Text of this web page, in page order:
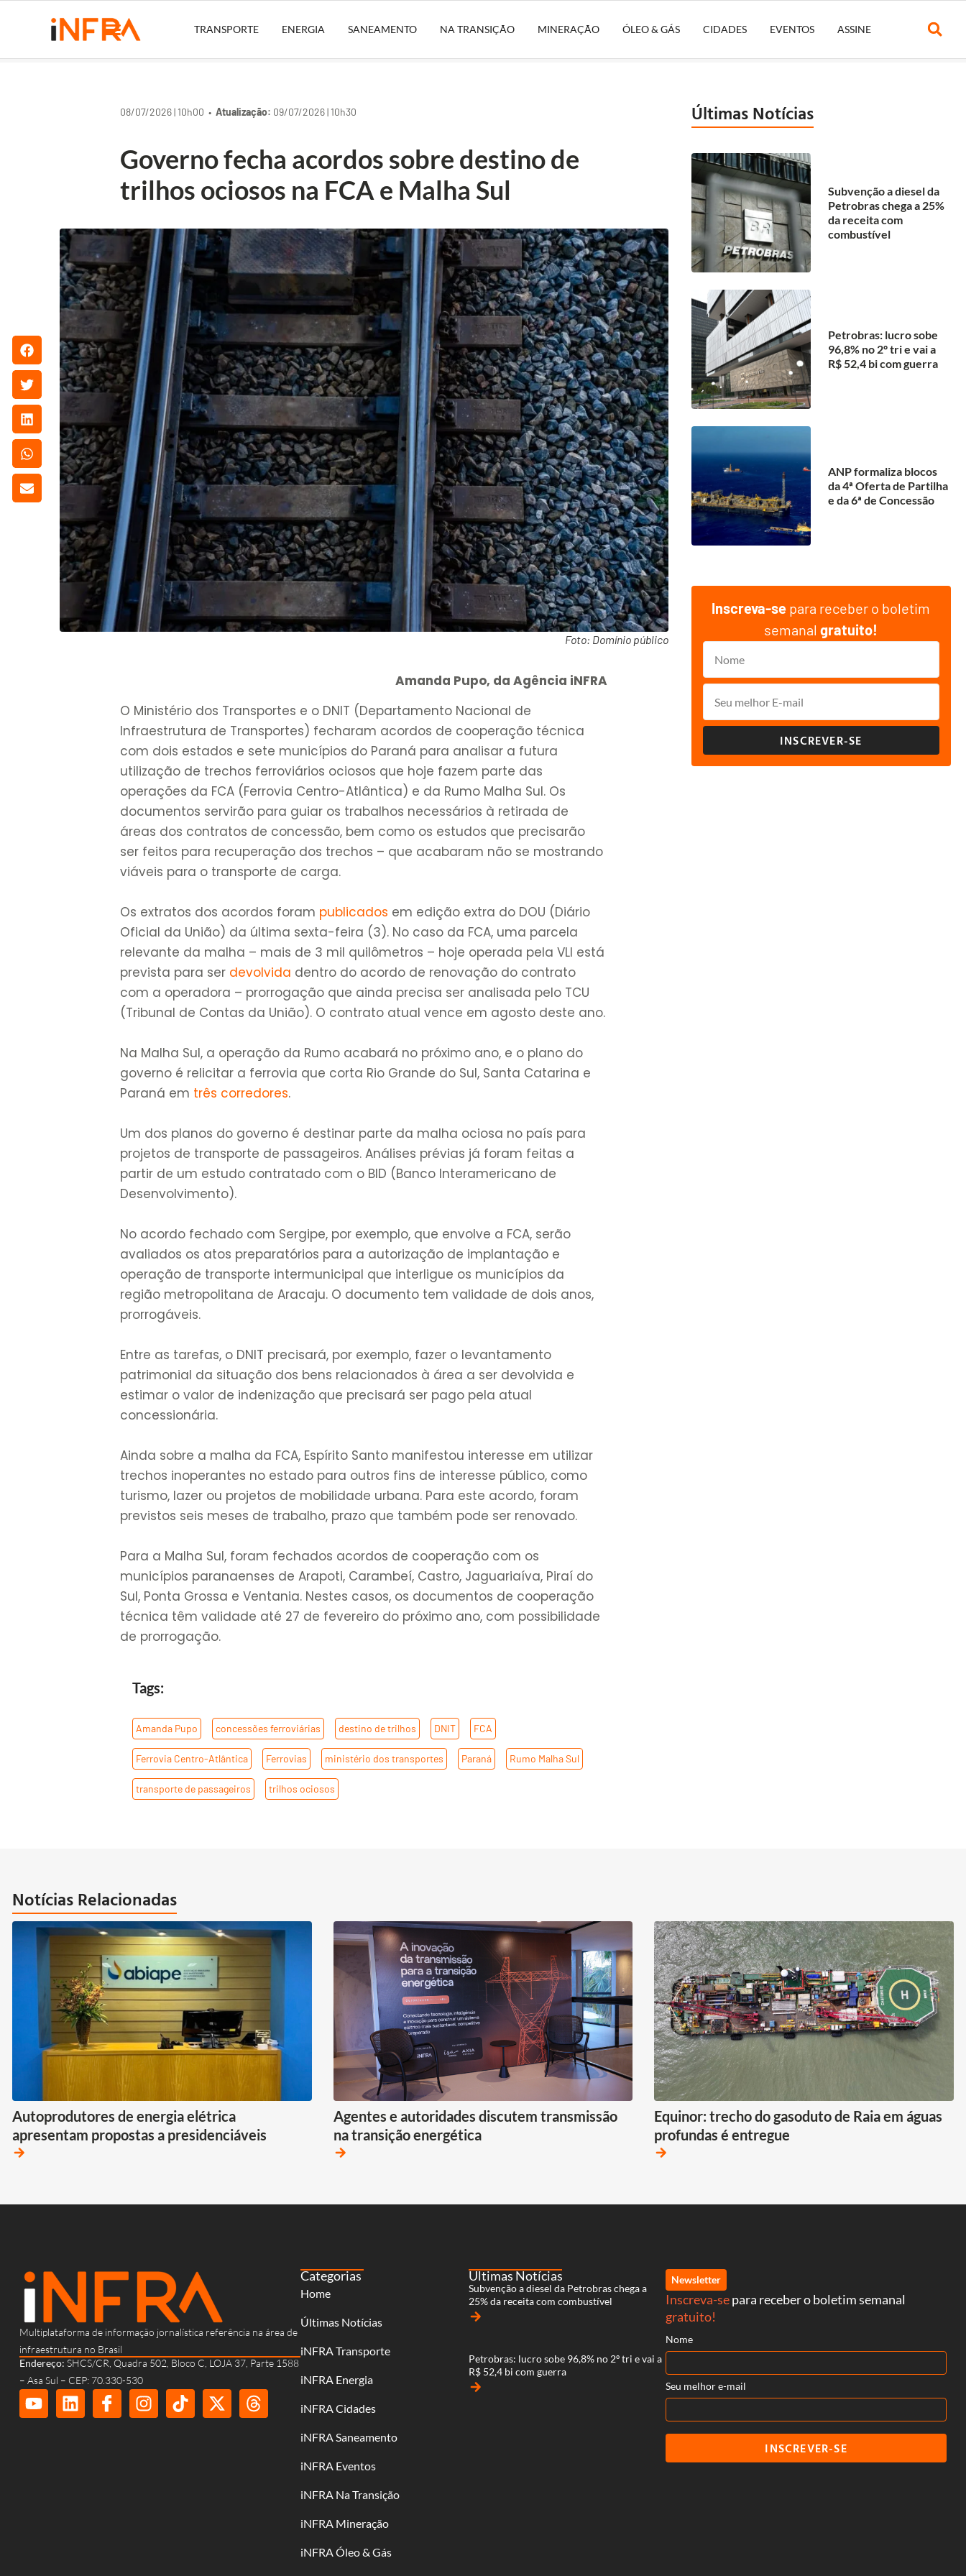
TRANSPORTE ENERGIA SANEAMENTO NA TRANSIÇÃO MINERAÇÃO ÓLEO & GÁS CIDADES EVENTOS ASSINE
08/07/2026 | 10h00 •Atualização: 09/07/2026 | 10h30
Governo fecha acordos sobre destino de
trilhos ociosos na FCA e Malha Sul
Foto: Domínio público
Amanda Pupo, da Agência iNFRA
O Ministério dos Transportes e o DNIT (Departamento Nacional de
Infraestrutura de Transportes) fecharam acordos de cooperação técnica
com dois estados e sete municípios do Paraná para analisar a futura
utilização de trechos ferroviários ociosos que hoje fazem parte das
operações da FCA (Ferrovia Centro-Atlântica) e da Rumo Malha Sul. Os
documentos servirão para guiar os trabalhos necessários à retirada de
áreas dos contratos de concessão, bem como os estudos que precisarão
ser feitos para recuperação dos trechos – que acabaram não se mostrando
viáveis para o transporte de carga.
Os extratos dos acordos foram publicados em edição extra do DOU (Diário
Oficial da União) da última sexta-feira (3). No caso da FCA, uma parcela
relevante da malha – mais de 3 mil quilômetros – hoje operada pela VLI está
prevista para ser devolvida dentro do acordo de renovação do contrato
com a operadora – prorrogação que ainda precisa ser analisada pelo TCU
(Tribunal de Contas da União). O contrato atual vence em agosto deste ano.
Na Malha Sul, a operação da Rumo acabará no próximo ano, e o plano do
governo é relicitar a ferrovia que corta Rio Grande do Sul, Santa Catarina e
Paraná em três corredores.
Um dos planos do governo é destinar parte da malha ociosa no país para
projetos de transporte de passageiros. Análises prévias já foram feitas a
partir de um estudo contratado com o BID (Banco Interamericano de
Desenvolvimento).
No acordo fechado com Sergipe, por exemplo, que envolve a FCA, serão
avaliados os atos preparatórios para a autorização de implantação e
operação de transporte intermunicipal que interligue os municípios da
região metropolitana de Aracaju. O documento tem validade de dois anos,
prorrogáveis.
Entre as tarefas, o DNIT precisará, por exemplo, fazer o levantamento
patrimonial da situação dos bens relacionados à área a ser devolvida e
estimar o valor de indenização que precisará ser pago pela atual
concessionária.
Ainda sobre a malha da FCA, Espírito Santo manifestou interesse em utilizar
trechos inoperantes no estado para outros fins de interesse público, como
turismo, lazer ou projetos de mobilidade urbana. Para este acordo, foram
previstos seis meses de trabalho, prazo que também pode ser renovado.
Para a Malha Sul, foram fechados acordos de cooperação com os
municípios paranaenses de Arapoti, Carambeí, Castro, Jaguariaíva, Piraí do
Sul, Ponta Grossa e Ventania. Nestes casos, os documentos de cooperação
técnica têm validade até 27 de fevereiro do próximo ano, com possibilidade
de prorrogação.
Tags:
Amanda Pupo concessões ferroviárias destino de trilhos DNIT FCA
Ferrovia Centro-Atlântica Ferrovias ministério dos transportes Paraná Rumo Malha Sul
transporte de passageiros trilhos ociosos
Últimas Notícias
Subvenção a diesel da
Petrobras chega a 25%
da receita com
combustível
Petrobras: lucro sobe
96,8% no 2º tri e vai a
R$ 52,4 bi com guerra
ANP formaliza blocos
da 4ª Oferta de Partilha
e da 6ª de Concessão
Inscreva-se para receber o boletim
semanalgratuito!
INSCREVER-SE
Notícias Relacionadas
Autoprodutores de energia elétrica
apresentam propostas a presidenciáveis
arrow_forward
Agentes e autoridades discutem transmissão
na transição energética
arrow_forward
Equinor: trecho do gasoduto de Raia em águas
profundas é entregue
arrow_forward
Multiplataforma de informação jornalística referência na área de
infraestrutura no Brasil
Endereço: SHCS/CR, Quadra 502, Bloco C, LOJA 37, Parte 1588
– Asa Sul – CEP: 70.330-530
Categorias
Home
Últimas Notícias
iNFRA Transporte
iNFRA Energia
iNFRA Cidades
iNFRA Saneamento
iNFRA Eventos
iNFRA Na Transição
iNFRA Mineração
iNFRA Óleo & Gás
Últimas Notícias
Subvenção a diesel da Petrobras chega a
25% da receita com combustível
arrow_forward
Petrobras: lucro sobe 96,8% no 2º tri e vai a
R$ 52,4 bi com guerra
arrow_forward
Newsletter
Inscreva-separa receber o boletim semanal
gratuito!
Nome
Seu melhor e-mail
INSCREVER-SE